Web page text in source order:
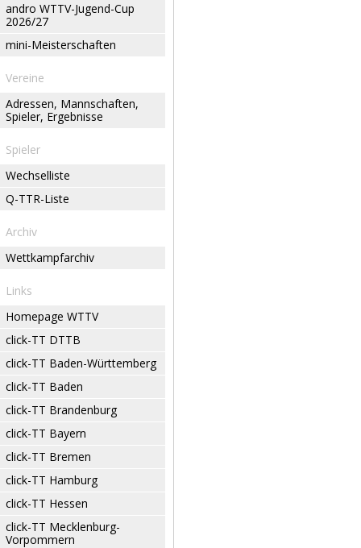
andro WTTV-Jugend-Cup
2026/27
mini-Meisterschaften
Vereine
Adressen, Mannschaften,
Spieler, Ergebnisse
Spieler
Wechselliste
Q-TTR-Liste
Archiv
Wettkampfarchiv
Links
Homepage WTTV
click-TT DTTB
click-TT Baden-Württemberg
click-TT Baden
click-TT Brandenburg
click-TT Bayern
click-TT Bremen
click-TT Hamburg
click-TT Hessen
click-TT Mecklenburg-
Vorpommern